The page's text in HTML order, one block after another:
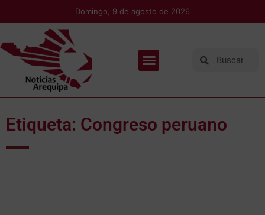
Domingo, 9 de agosto de 2026
Etiqueta: Congreso peruano